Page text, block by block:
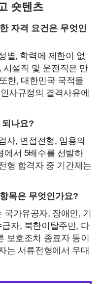
숏텐츠
자격 요건은 무엇인
별, 학력에 제한이 없
설직 및 운전직은 만
한, 대한민국 국적을
사규정의 결격사유에
나요?
사, 면접전형, 임용의
에서 5배수를 선발하
형 합격자 중 기간제는
목은 무엇인가요?
가유공자, 장애인, 기
자, 북한이탈주민, 다
보호조치 종료자 등이
는 서류전형에서 우대